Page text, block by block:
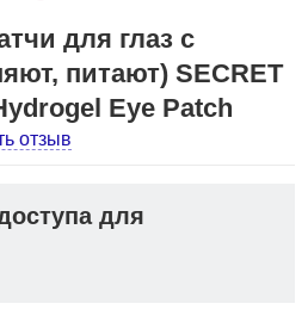
для глаз с
питают) SECRET
Eye Patch
отзыв
для